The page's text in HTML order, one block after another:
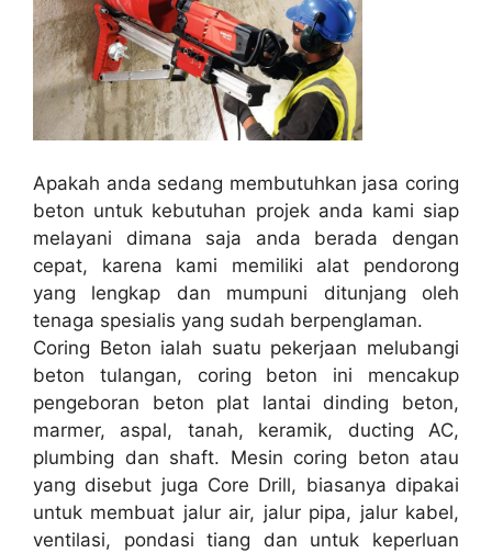
Apakah anda sedang membutuhkan jasa coring
beton untuk kebutuhan projek anda kami siap
melayani dimana saja anda berada dengan
cepat, karena kami memiliki alat pendorong
yang lengkap dan mumpuni ditunjang oleh
tenaga spesialis yang sudah berpenglaman.
Coring Beton ialah suatu pekerjaan melubangi
beton tulangan, coring beton ini mencakup
pengeboran beton plat lantai dinding beton,
marmer, aspal, tanah, keramik, ducting AC,
plumbing dan shaft. Mesin coring beton atau
yang disebut juga Core Drill, biasanya dipakai
untuk membuat jalur air, jalur pipa, jalur kabel,
ventilasi, pondasi tiang dan untuk keperluan